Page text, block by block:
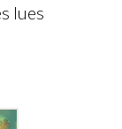
lues